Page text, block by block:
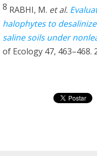
8 RABHI, M. et al.
halophytes to
saline soils under
of Ecology 47, 463–468.